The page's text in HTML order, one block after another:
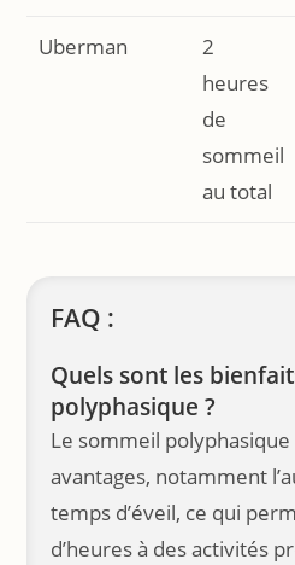
Uberman
2
heures
de
sommeil
au total
FAQ :
Quels sont les
polyphasique ?
Le sommeil
avantages, notamment
temps d’éveil, ce qui
d’heures à des activités